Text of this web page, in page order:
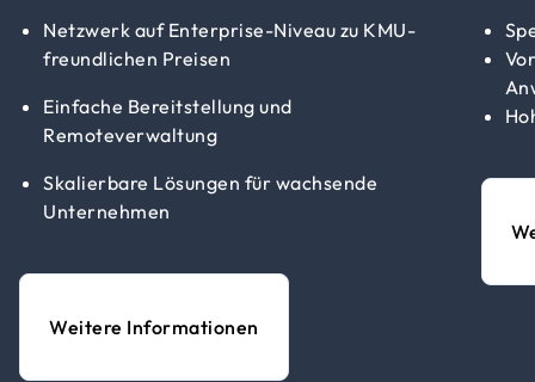
Netzwerk auf Enterprise-Niveau zu KMU-
freundlichen Preisen
Einfache Bereitstellung und
Remoteverwaltung
Skalierbare Lösungen für wachsende
Unternehmen
Weitere Informationen